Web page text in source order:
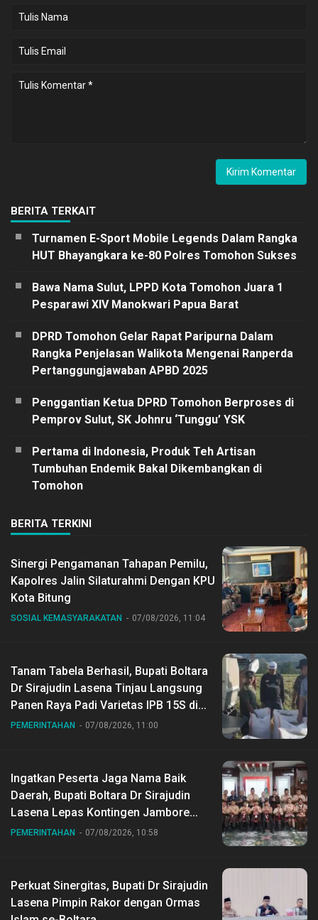
BERITA TERKAIT
Turnamen E-Sport Mobile Legends Dalam Rangka
HUT Bhayangkara ke-80 Polres Tomohon Sukses
Bawa Nama Sulut, LPPD Kota Tomohon Juara 1
Pesparawi XIV Manokwari Papua Barat
DPRD Tomohon Gelar Rapat Paripurna Dalam
Rangka Penjelasan Walikota Mengenai Ranperda
Pertanggungjawaban APBD 2025
Penggantian Ketua DPRD Tomohon Berproses di
Pemprov Sulut, SK Johnru ‘Tunggu’ YSK
Pertama di Indonesia, Produk Teh Artisan
Tumbuhan Endemik Bakal Dikembangkan di
Tomohon
BERITA TERKINI
Sinergi Pengamanan Tahapan Pemilu,
Kapolres Jalin Silaturahmi Dengan KPU
Kota Bitung
SOSIAL KEMASYARAKATAN 07/08/2026, 11:04
Tanam Tabela Berhasil, Bupati Boltara
Dr Sirajudin Lasena Tinjau Langsung
Panen Raya Padi Varietas IPB 15S di
Desa Gihang
PEMERINTAHAN 07/08/2026, 11:00
Ingatkan Peserta Jaga Nama Baik
Daerah, Bupati Boltara Dr Sirajudin
Lasena Lepas Kontingen Jambore
Nasional ke XII di Buperta Cibubur
PEMERINTAHAN 07/08/2026, 10:58
Perkuat Sinergitas, Bupati Dr Sirajudin
Lasena Pimpin Rakor dengan Ormas